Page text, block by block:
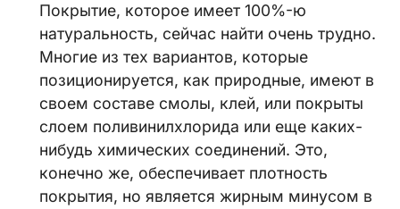
Покрытие, которое имеет 100%-ю
натуральность, сейчас найти очень трудно.
Многие из тех вариантов, которые
позиционируется, как природные, имеют в
своем составе смолы, клей, или покрыты
слоем поливинилхлорида или еще каких-
нибудь химических соединений. Это,
конечно же, обеспечивает плотность
покрытия, но является жирным минусом в